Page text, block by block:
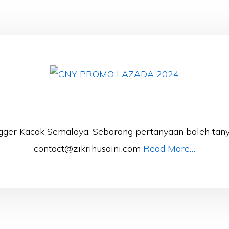
Kacak Semalaya. Sebarang pertanyaan boleh
contact@zikrihusaini.com Read More…